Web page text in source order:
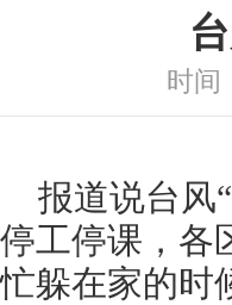
时间
报道说台风
停工停课，各
忙躲在家的时